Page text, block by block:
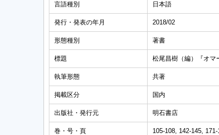
言語種別 日本語
発行・発表の年月 2018/02
形態種別 著書
標題 松尾昌樹（編）『オマ
執筆形態 共著
掲載区分 国内
出版社・発行元 明石書店
巻・号・頁 105-108, 142-145,